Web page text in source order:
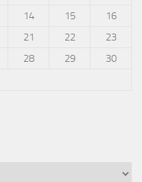
14 15
16
21 22
23
28 29
30